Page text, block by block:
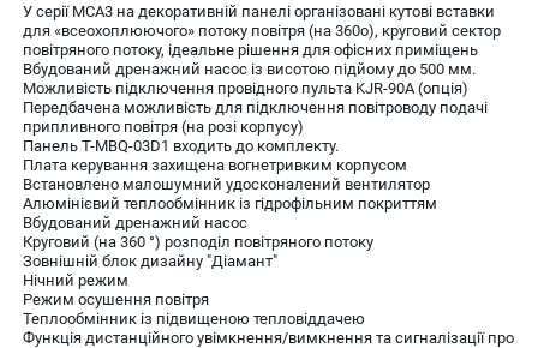
У серії MCA3 на декоративній панелі організовані кутові вставки
для «всеохоплюючого» потоку повітря (на 360o), круговий сектор
повітряного потоку, ідеальне рішення для офісних приміщень
Вбудований дренажний насос із висотою підйому до 500 мм.
Можливість підключення провідного пульта KJR-90A (опція)
Передбачена можливість для підключення повітроводу подачі
припливного повітря (на розі корпусу)
Панель T-MBQ-03D1 входить до комплекту.
Плата керування захищена вогнетривким корпусом
Встановлено малошумний удосконалений вентилятор
Алюмінієвий теплообмінник із гідрофільним покриттям
Вбудований дренажний насос
Круговий (на 360 °) розподіл повітряного потоку
Зовнішній блок дизайну "Діамант"
Нічний режим
Режим осушення повітря
Теплообмінник із підвищеною тепловіддачею
Функція дистанційного увімкнення/вимкнення та сигналізації про